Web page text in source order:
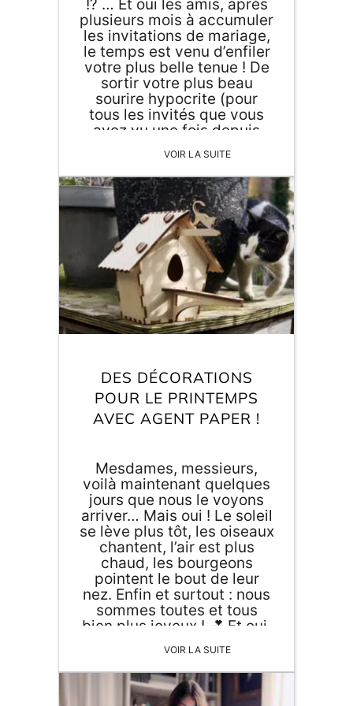
!? … Et oui les amis, après
plusieurs mois à accumuler
les invitations de mariage,
le temps est venu d’enfiler
votre plus belle tenue ! De
sortir votre plus beau
sourire hypocrite (pour
tous les invités que vous
avez vu une fois depuis
2012 et dont vous avez
oublié et le nom et la
fonction ! 😰☺️) Et surtout
ne pas oublier le cadeau
pour les mariés ! Le cadeau
de mariage… le … MINCE !
VOUS AVEZ ZAPPÉ LE
CADEAU DE MARIAGE ??!
Pas d'inquiétude ! Agent
Paper est là pour vous et
déborde d'idées de
cadeaux de mariage made
in France pour vous sauver
VOIR LA SUITE
DES DÉCORATIONS
POUR LE PRINTEMPS
AVEC AGENT PAPER !
Mesdames, messieurs,
voilà maintenant quelques
jours que nous le voyons
arriver… Mais oui ! Le soleil
se lève plus tôt, les oiseaux
chantent, l’air est plus
chaud, les bourgeons
pointent le bout de leur
nez. Enfin et surtout : nous
sommes toutes et tous
bien plus joyeux ! 💕 Et oui,
vous l’aurez compris : le
printemps is BACK ! Fini les
3000 couches de
vêtements, les mains
VOIR LA SUITE
FAMILLE & ENFANTS
IDÉES CADEAUX
OBJETS PERSONNALISÉS